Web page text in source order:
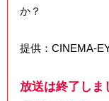
か？
提供：CINEMA-
放送は終了しま